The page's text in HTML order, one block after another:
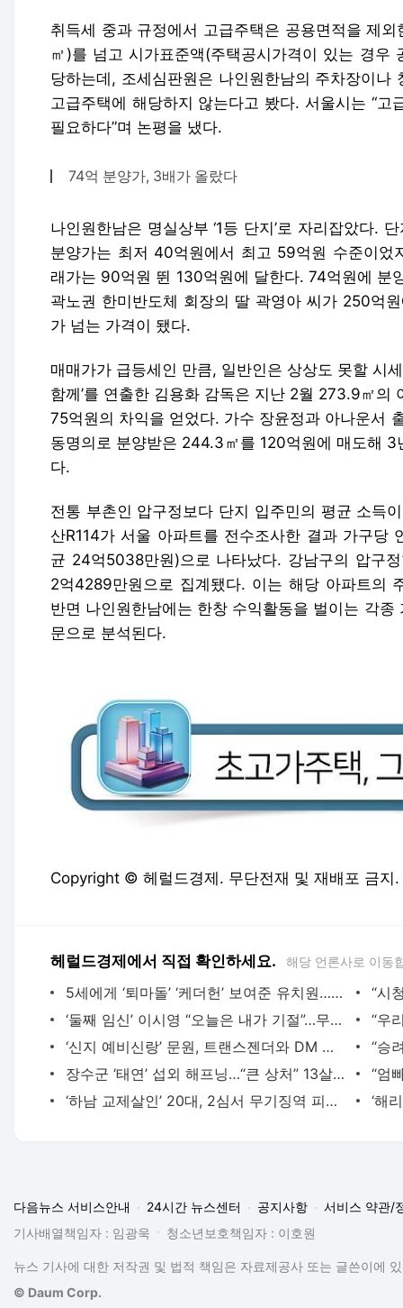
취득세 중과 규정에서 고급주택은 공용면적을 제
㎡)를 넘고 시가표준액(주택공시가격이 있는 경우
당하는데, 조세심판원은 나인원한남의 주차장이나
고급주택에 해당하지 않는다고 봤다. 서울시는 “
필요하다”며 논평을 냈다.
74억 분양가, 3배가 올랐다
나인원한남은 명실상부 ‘1등 단지’로 자리잡았다.
분양가는 최저 40억원에서 최고 59억원 수준이
래가는 90억원 뛴 130억원에 달한다. 74억원에
곽노권 한미반도체 회장의 딸 곽영아 씨가 250억
가 넘는 가격이 됐다.
매매가가 급등세인 만큼, 일반인은 상상도 못할 시
함께’를 연출한 김용화 감독은 지난 2월 273.9㎡
75억원의 차익을 얻었다. 가수 장윤정과 아나운서
동명의로 분양받은 244.3㎡를 120억원에 매도해 3
다.
전통 부촌인 압구정보다 단지 입주민의 평균 소득
산R114가 서울 아파트를 전수조사한 결과 가구당
균 24억5038만원)으로 나타났다. 강남구의 압구
2억4289만원으로 집계됐다. 이는 해당 아파트의
반면 나인원한남에는 한창 수익활동을 벌이는 각
문으로 분석된다.
Copyright © 헤럴드경제. 무단전재 및 재배포 금지.
헤럴드경제에서 직접 확인하세요. 해당 언론사로 이동
5세에게 ‘퇴마돌’ ‘케더헌’ 보여준 유치원…엄마 “진심 화나는데, 항의하면 맘충이냐”
‘둘째 임신’ 이시영 “오늘은 내가 기절”…무슨일?
‘신지 예비신랑’ 문원, 트랜스젠더와 DM 해프닝…“오해 풀었다”
장수군 ‘태연’ 섭외 해프닝…“큰 상처” 13살 김태연, 결국 출연 포기
‘하남 교제살인’ 20대, 2심서 무기징역 피했다…“교화 여지 충분”
다음뉴스 서비스안내 24시간 뉴스센터 공지사항
서비스 약관/
기사배열책임자 : 임광욱
청소년보호책임자 : 이호원
뉴스 기사에 대한 저작권 및 법적 책임은 자료제공사 또는 글쓴이에
© Daum Corp.